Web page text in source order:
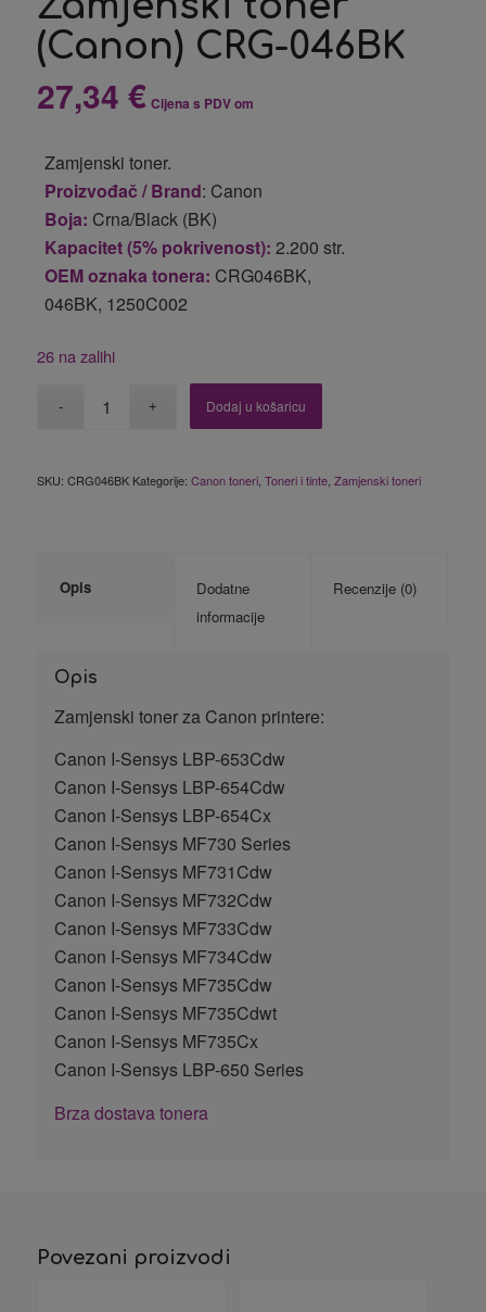
(Canon) CRG-046BK
27,34 € Cijena s PDV om
Zamjenski toner.
Proizvođač / Brand: Canon
Boja: Crna/Black (BK)
Kapacitet (5% pokrivenost): 2.200 str.
OEM oznaka tonera: CRG046BK,
046BK, 1250C002
26 na zalihi
Dodaj u košaricu
SKU: CRG046BK Kategorije: Canon toneri, Toneri i tinte, Zamjenski toneri
Opis
Dodatne
informacije
Recenzije (0)
Opis
Zamjenski toner za Canon printere:
Canon I-Sensys LBP-653Cdw
Canon I-Sensys LBP-654Cdw
Canon I-Sensys LBP-654Cx
Canon I-Sensys MF730 Series
Canon I-Sensys MF731Cdw
Canon I-Sensys MF732Cdw
Canon I-Sensys MF733Cdw
Canon I-Sensys MF734Cdw
Canon I-Sensys MF735Cdw
Canon I-Sensys MF735Cdwt
Canon I-Sensys MF735Cx
Canon I-Sensys LBP-650 Series
Brza dostava tonera
Povezani proizvodi